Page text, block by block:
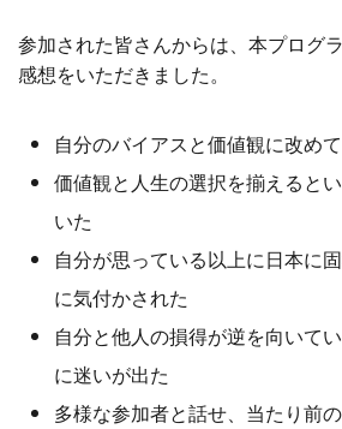
参加された皆さんからは、本プログ
感想をいただきました。
自分のバイアスと価値観に改め
価値観と人生の選択を揃えると
いた
自分が思っている以上に日本に
に気付かされた
自分と他人の損得が逆を向いて
に迷いが出た
多様な参加者と話せ、当たり前